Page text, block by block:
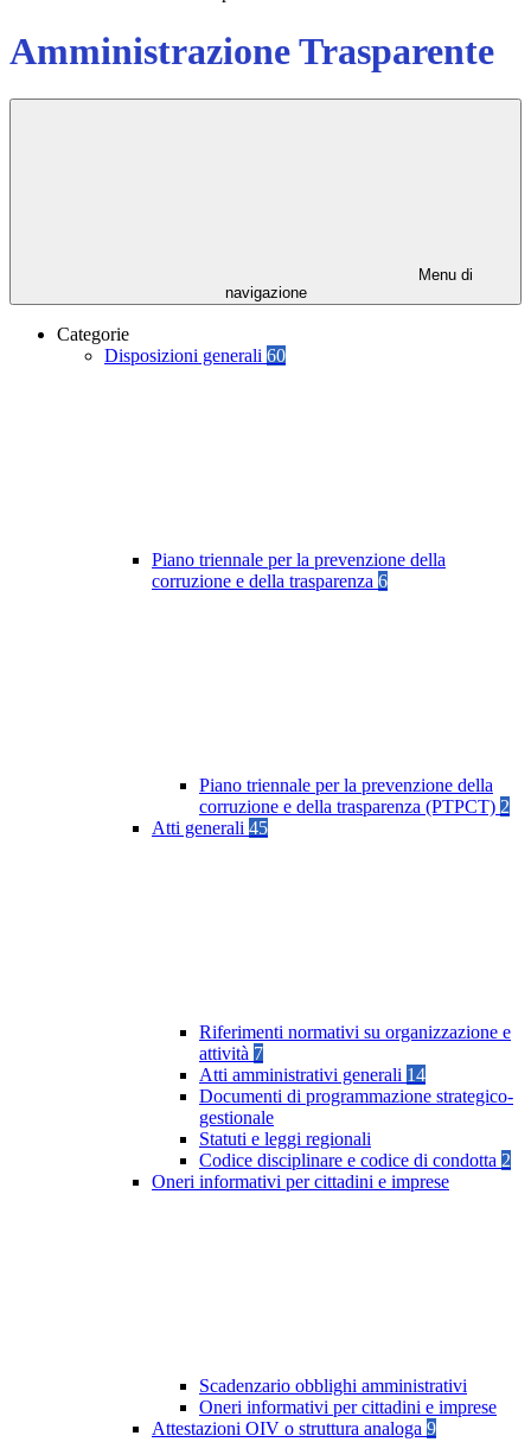
Amministrazione Trasparente
Menu di
navigazione
Categorie
Disposizioni generali 60
Piano triennale per la prevenzione della
corruzione e della trasparenza 6
Piano triennale per la prevenzione della
corruzione e della trasparenza (PTPCT) 2
Atti generali 45
Riferimenti normativi su organizzazione e
attività 7
Atti amministrativi generali 14
Documenti di programmazione strategico-
gestionale
Statuti e leggi regionali
Codice disciplinare e codice di condotta 2
Oneri informativi per cittadini e imprese
Scadenzario obblighi amministrativi
Oneri informativi per cittadini e imprese
Attestazioni OIV o struttura analoga 9